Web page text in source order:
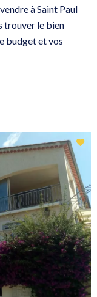
à Saint Paul
trouver le bien
budget et vos